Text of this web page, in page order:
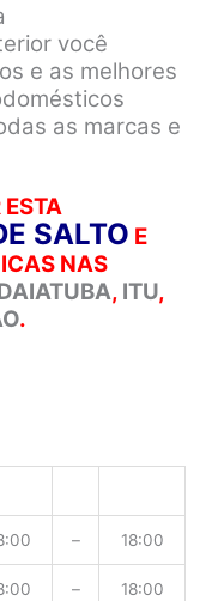
você
e as melhores
as marcas e
SALTO E
NAS
, ITU,
.
– 18:00
– 18:00